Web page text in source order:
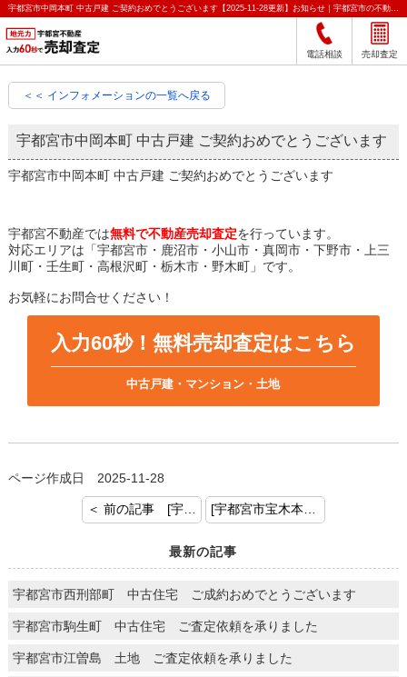
宇都宮市中岡本町 中古戸建 ご契約おめでとうございます【2025-11-28更新】お知らせ｜宇都宮市の不動産をクイック売却査定｜宇都宮不動産
電話相談 売却査定
＜＜ インフォメーションの一覧へ戻る
宇都宮市中岡本町 中古戸建 ご契約おめでとうございます
宇都宮市中岡本町 中古戸建 ご契約おめでとうございます
宇都宮不動産では無料で不動産売却査定を行っています。
対応エリアは「宇都宮市・鹿沼市・小山市・真岡市・下野市・上三
川町・壬生町・高根沢町・栃木市・野木町」です。
お気軽にお問合せください！
入力60秒！無料売却査定はこちら
中古戸建・マンション・土地
ページ作成日 2025-11-28
＜ 前の記事 [宇都宮市小幡土地 売却のご成約おめでとうございます]
最新の記事
宇都宮市西刑部町 中古住宅 ご成約おめでとうございます
宇都宮市駒生町 中古住宅 ご査定依頼を承りました
宇都宮市江曽島 土地 ご査定依頼を承りました